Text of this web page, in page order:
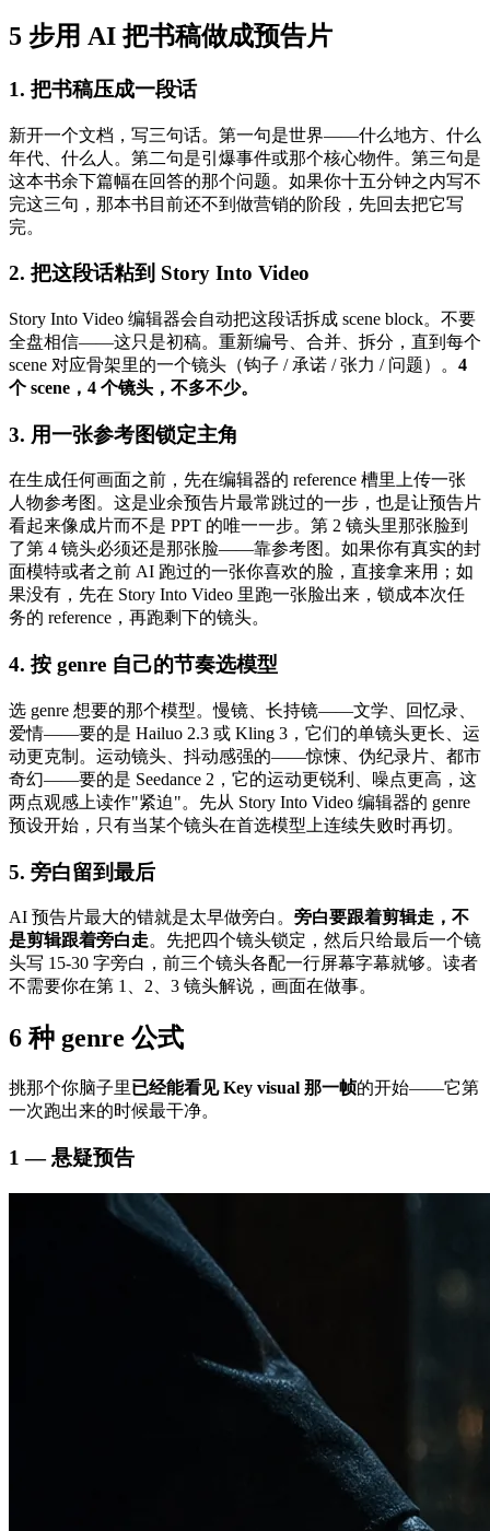
5 步用 AI 把书稿做成预告片
1. 把书稿压成一段话
新开一个文档，写三句话。第一句是世界——什么地方、什么
年代、什么人。第二句是引爆事件或那个核心物件。第三句是
这本书余下篇幅在回答的那个问题。如果你十五分钟之内写不
完这三句，那本书目前还不到做营销的阶段，先回去把它写
完。
2. 把这段话粘到 Story Into Video
Story Into Video 编辑器会自动把这段话拆成 scene block。不要
全盘相信——这只是初稿。重新编号、合并、拆分，直到每个
scene 对应骨架里的一个镜头（钩子 / 承诺 / 张力 / 问题）。 4
个 scene，4 个镜头，不多不少。
3. 用一张参考图锁定主角
在生成任何画面之前，先在编辑器的 reference 槽里上传一张
人物参考图。这是业余预告片最常跳过的一步，也是让预告片
看起来像成片而不是 PPT 的唯一一步。第 2 镜头里那张脸到
了第 4 镜头必须还是那张脸——靠参考图。如果你有真实的封
面模特或者之前 AI 跑过的一张你喜欢的脸，直接拿来用；如
果没有，先在 Story Into Video 里跑一张脸出来，锁成本次任
务的 reference，再跑剩下的镜头。
4. 按 genre 自己的节奏选模型
选 genre 想要的那个模型。慢镜、长持镜——文学、回忆录、
爱情——要的是 Hailuo 2.3 或 Kling 3，它们的单镜头更长、运
动更克制。运动镜头、抖动感强的——惊悚、伪纪录片、都市
奇幻——要的是 Seedance 2，它的运动更锐利、噪点更高，这
两点观感上读作"紧迫"。先从 Story Into Video 编辑器的 genre
预设开始，只有当某个镜头在首选模型上连续失败时再切。
5. 旁白留到最后
AI 预告片最大的错就是太早做旁白。 旁白要跟着剪辑走，不
是剪辑跟着旁白走。先把四个镜头锁定，然后只给最后一个镜
头写 15-30 字旁白，前三个镜头各配一行屏幕字幕就够。读者
不需要你在第 1、2、3 镜头解说，画面在做事。
6 种 genre 公式
挑那个你脑子里已经能看见 Key visual 那一帧的开始——它第
一次跑出来的时候最干净。
1 — 悬疑预告